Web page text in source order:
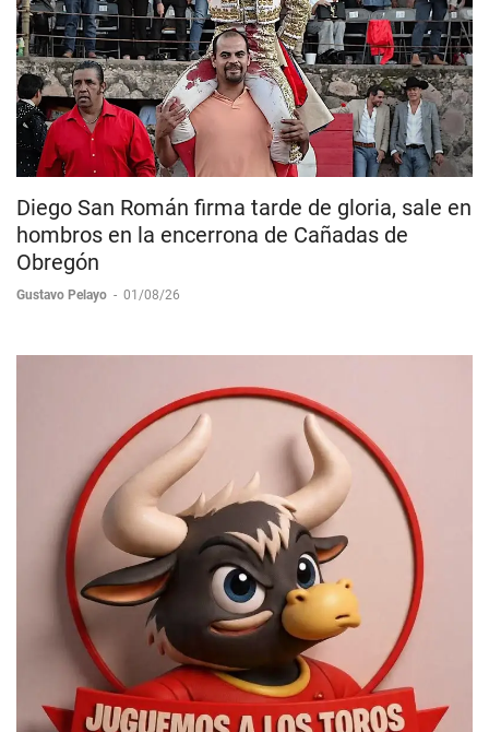
Diego San Román firma tarde de gloria, sale en
hombros en la encerrona de Cañadas de
Obregón
Gustavo Pelayo - 01/08/26